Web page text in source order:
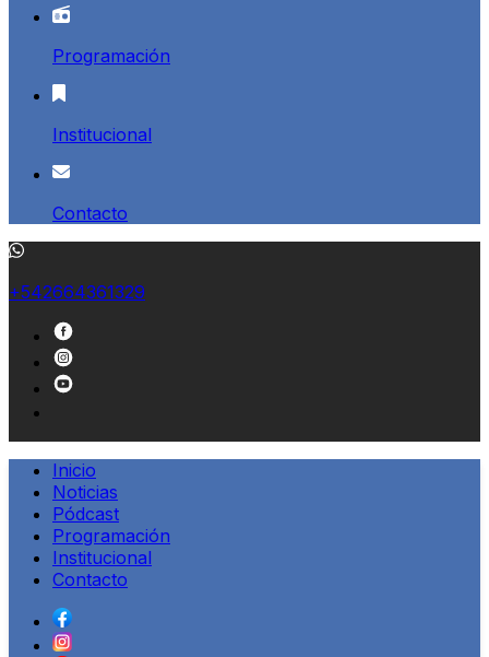
Programación
Institucional
Contacto
+542664361329
Inicio
Noticias
Pódcast
Programación
Institucional
Contacto